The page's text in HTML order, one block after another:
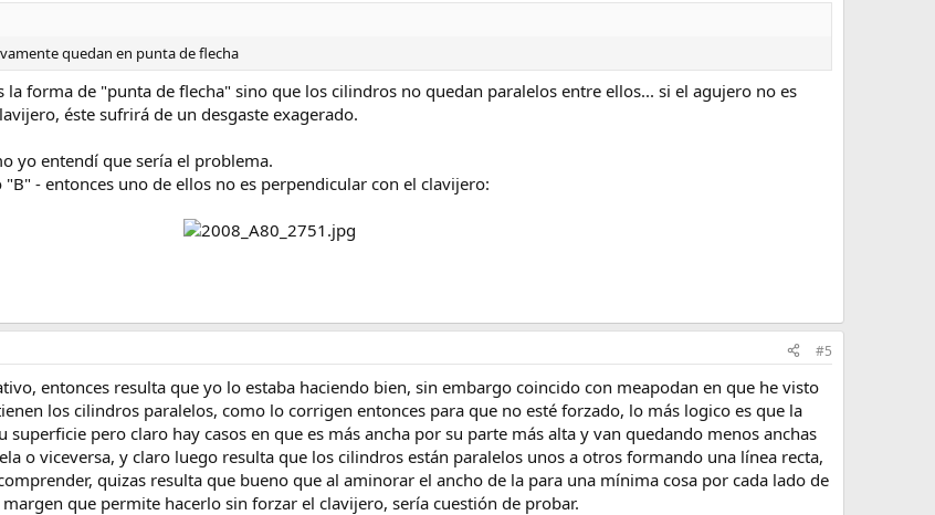
quedan en punta de flecha
forma de "punta de flecha" sino que los cilindros no quedan paralelos entre ellos... si el agujero no es
éste sufrirá de un desgaste exagerado.
yo entendí que sería el problema.
- entonces uno de ellos no es perpendicular con el clavijero:
#5
entonces resulta que yo lo estaba haciendo bien, sin embargo coincido con meapodan en que he visto
los cilindros paralelos, como lo corrigen entonces para que no esté forzado, lo más logico es que la
superficie pero claro hay casos en que es más ancha por su parte más alta y van quedando menos anchas
o viceversa, y claro luego resulta que los cilindros están paralelos unos a otros formando una línea recta,
quizas resulta que bueno que al aminorar el ancho de la para una mínima cosa por cada lado de
que permite hacerlo sin forzar el clavijero, sería cuestión de probar.